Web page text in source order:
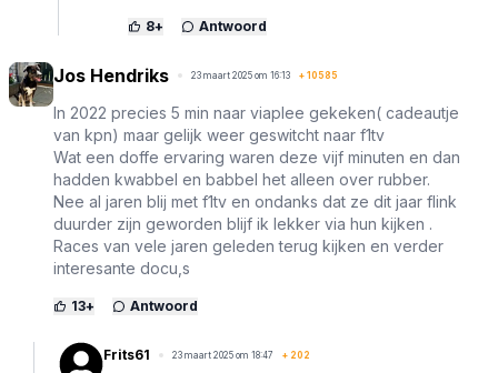
8+ Antwoord
Jos Hendriks 23 maart 2025 om 16:13 + 10585
In 2022 precies 5 min naar viaplee gekeken( cadeautje
van kpn) maar gelijk weer geswitcht naar f1tv
Wat een doffe ervaring waren deze vijf minuten en dan
hadden kwabbel en babbel het alleen over rubber.
Nee al jaren blij met f1tv en ondanks dat ze dit jaar flink
duurder zijn geworden blijf ik lekker via hun kijken .
Races van vele jaren geleden terug kijken en verder
interesante docu,s
13+ Antwoord
Frits61 23 maart 2025 om 18:47 + 202